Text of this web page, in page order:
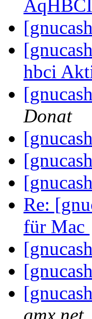
AqHBCI
hbci
Donat
Re:
für Mac